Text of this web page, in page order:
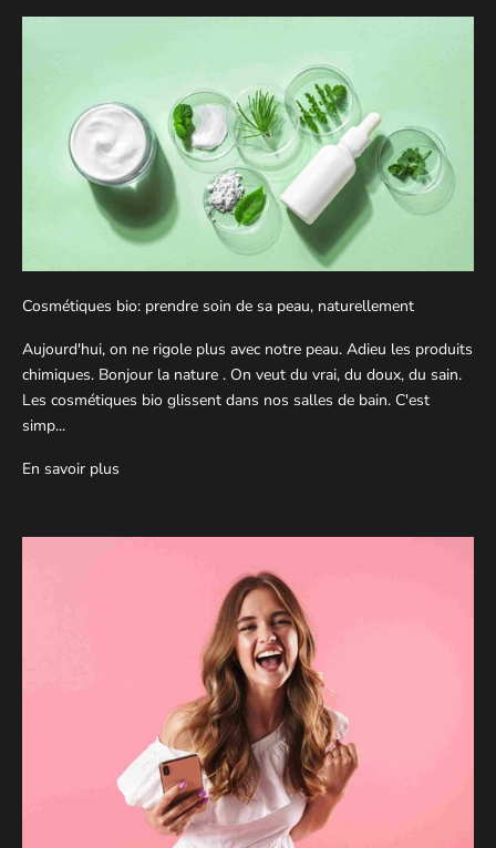
Cosmétiques bio: prendre soin de sa peau, naturellement
Aujourd'hui, on ne rigole plus avec notre peau. Adieu les produits
chimiques. Bonjour la nature . On veut du vrai, du doux, du sain.
Les cosmétiques bio glissent dans nos salles de bain. C'est
simp...
En savoir plus